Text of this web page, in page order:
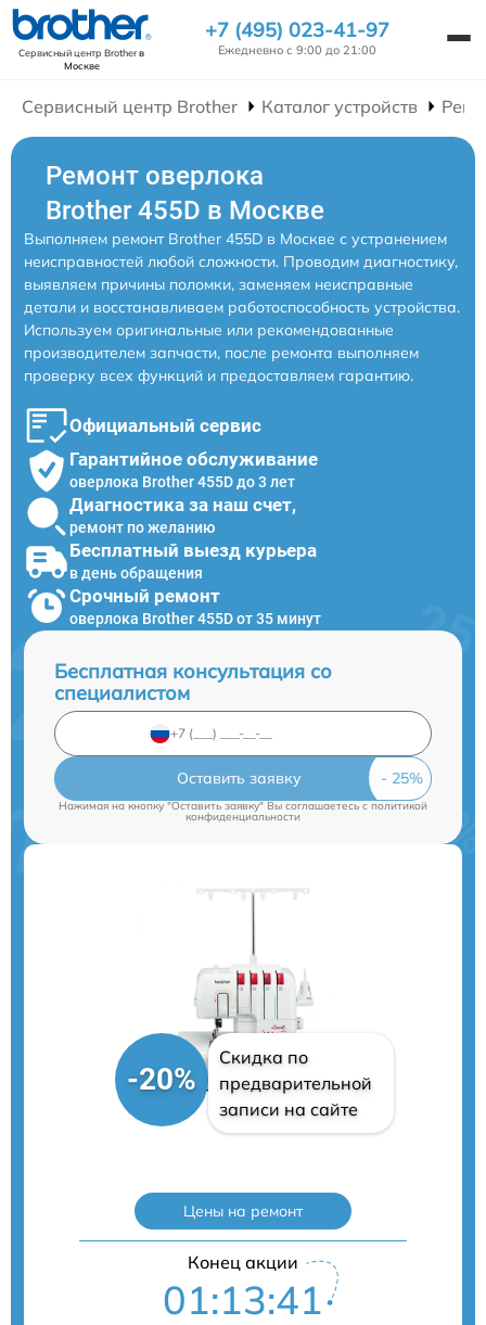
Сервисный центр Brotherв
Москве
+7 (495) 023-41-97
Ежедневно с 9:00 до 21:00
Сервисный центр Brother Каталог устройств
Ремонт оверлока
Brother 455D в Москве
Выполняем ремонт Brother 455D в Москве с устранением
неисправностей любой сложности. Проводим диагностику,
выявляем причины поломки, заменяем неисправные
детали и восстанавливаем работоспособность устройства.
Используем оригинальные или рекомендованные
производителем запчасти, после ремонта выполняем
проверку всех функций и предоставляем гарантию.
Официальный сервис
Гарантийное обслуживание
оверлока Brother 455D до 3 лет
Диагностика за наш счет,
ремонт по желанию
Бесплатный выезд курьера
в день обращения
Срочный ремонт
оверлока Brother 455D от 35 минут
Бесплатная консультация со
специалистом
Оставить заявку
Нажимая на кнопку "Оставить заявку" Вы соглашаетесь cполитикой
конфиденциальности
-20%
Скидка по
предварительной
записи на сайте
Цены на ремонт
Конец акции
01:13:40